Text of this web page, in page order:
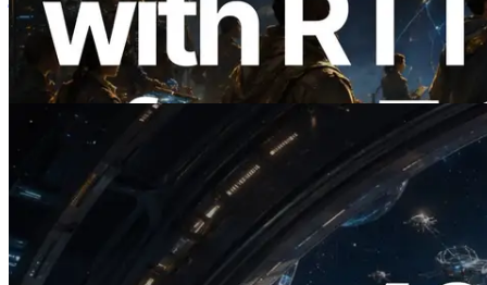
वैश्विक क्षेत्रों से ping मापता है — Validators
Information API भी लॉन्च
यह लेख पढ़ें